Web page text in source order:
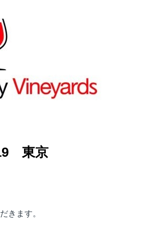
東京
きます。